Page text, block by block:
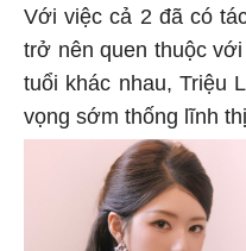
Với việc cả 2 đã có
trở nên quen thuộc
tuổi khác nhau, Triệu
vọng sớm thống lĩnh